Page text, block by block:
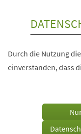
Durch die Nutzung
einverstanden, dass